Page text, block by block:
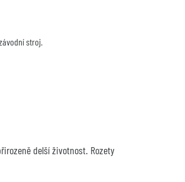
stroj.
delší životnost. Rozety